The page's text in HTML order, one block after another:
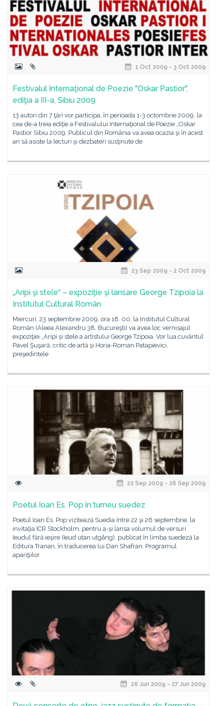
1 Oct 2009 - 3 Oct 2009
Festivalul Internaţional de Poezie "Oskar Pastior",
ediţia a III-a, Sibiu 2009
13 autori din 7 ţări vor participa, în perioada 1-3 octombrie 2009, la
cea de-a treia ediţie a Festivalului Internaţional de Poezie „Oskar
Pastior Sibiu 2009. Publicul din România va avea ocazia şi în acest
an să asiste la lecturi şi dezbateri susţinute de
23 Sep 2009 - 2 Oct 2009
„Aripi şi stele“ – expoziţie şi lansare George Tzipoia la
Institutul Cultural Român
Miercuri, 23 septembrie 2009, ora 18. 00, la Institutul Cultural
Român (Aleea Alexandru 38, Bucureşti) va avea loc vernisajul
expoziţiei „Aripi şi stele a artistului George Tzipoia. Vor lua cuvântul
Pavel Şuşară, critic de artă şi Horia-Roman Patapievici,
preşedintele
22 Sep 2009 - 26 Sep 2009
Poetul Ioan Es. Pop în turneu suedez
Poetul Ioan Es. Pop vizitează Suedia între 22 şi 26 septembrie, la
invitaţia ICR Stockholm, pentru a-şi lansa volumul de versuri
Ieudul fără ieşire (Ieud utan utgång), publicat în limba suedeză la
Editura Tranan, în traducerea lui Dan Shafran. Programul
apariţiilor
26 Jun 2009 - 27 Jun 2009